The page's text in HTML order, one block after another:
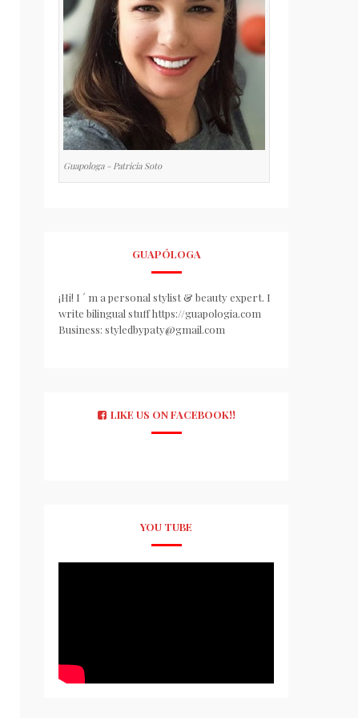
Guapologa - Patricia Soto
GUAPÓLOGA
¡Hi! I ´ m a personal stylist & beauty expert. I
write bilingual stuff https://guapologia.com
Business: styledbypaty@gmail.com
LIKE US ON FACEBOOK!!
YOU TUBE